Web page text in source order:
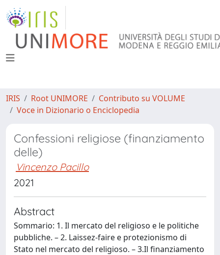
IRIS Root UNIMORE
Contributo su VOLUME
Voce in Dizionario o Enciclopedia
Confessioni religiose (finanziamento
delle)
Vincenzo Pacillo
2021
Abstract
Sommario: 1. Il mercato del religioso e le politiche
pubbliche. – 2. Laissez-faire e protezionismo di
Stato nel mercato del religioso. – 3.Il finanziamento